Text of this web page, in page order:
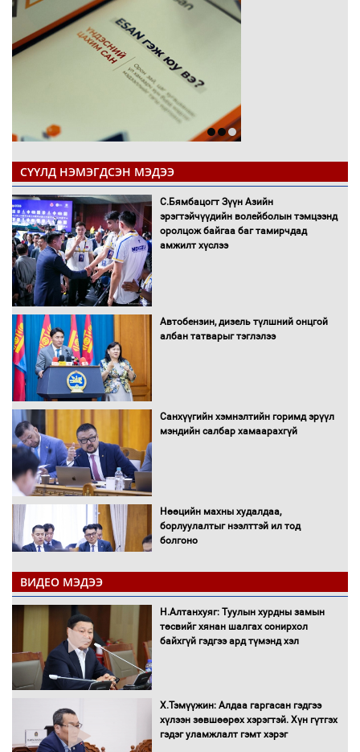
СҮҮЛД НЭМЭГДСЭН МЭДЭЭ
С.Бямбацогт Зүүн Азийн
эрэгтэйчүүдийн волейболын тэмцээнд
оролцож байгаа баг тамирчдад
амжилт хүслээ
Автобензин, дизель түлшний онцгой
албан татварыг тэглэлээ
Санхүүгийн хэмнэлтийн горимд эрүүл
мэндийн салбар хамаарахгүй
Нөөцийн махны худалдаа,
борлуулалтыг нээлттэй ил тод
болгоно
Монгол Улс “COP17”-д “Тал хээрийн
төлөвлөгөө”-гөө танилцуулна
16 төрлийн эмийг нэг эх үүсвэрээс
худалдан авах журмыг баталлаа
ВИДЕО МЭДЭЭ
Н.Алтанхуяг: Туулын хурдны замын
төсвийг хянан шалгах сонирхол
байхгүй гэдгээ ард түмэнд хэл
Х.Тэмүүжин: Алдаа гаргасан гэдгээ
хүлээн зөвшөөрөх хэрэгтэй. Хүн гүтгэх
гэдэг уламжлалт гэмт хэрэг